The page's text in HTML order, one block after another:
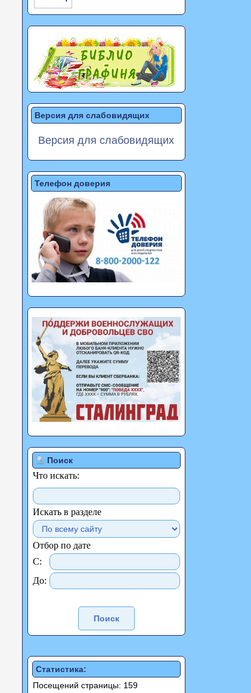
Версия для слабовидящих
Версия для слабовидящих
Телефон доверия
Поиск
Что искать:
Искать в разделе
Отбор по дате
С:
До:
Статистика:
Посещений страницы: 159